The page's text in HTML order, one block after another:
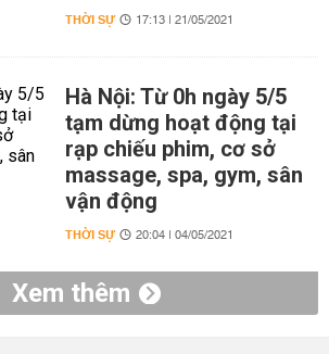
THỜI SỰ 17:13 | 21/05/2021
Hà Nội: Từ 0h ngày 5/5
tạm dừng hoạt động tại
rạp chiếu phim, cơ sở
massage, spa, gym, sân
vận động
THỜI SỰ 20:04 | 04/05/2021
Xem thêm